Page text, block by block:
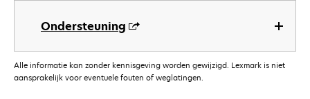
Ondersteuning
Alle informatie kan zonder kennisgeving worden gewijzigd. Lexmark is niet
aansprakelijk voor eventuele fouten of weglatingen.